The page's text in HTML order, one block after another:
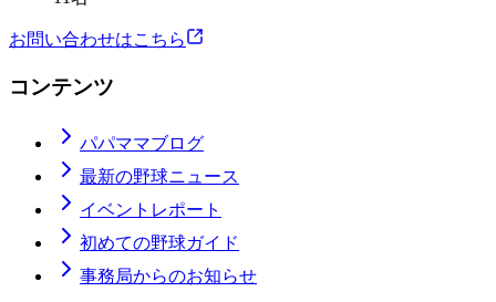
お問い合わせはこちら
コンテンツ
パパママブログ
最新の野球ニュース
イベントレポート
初めての野球ガイド
事務局からのお知らせ